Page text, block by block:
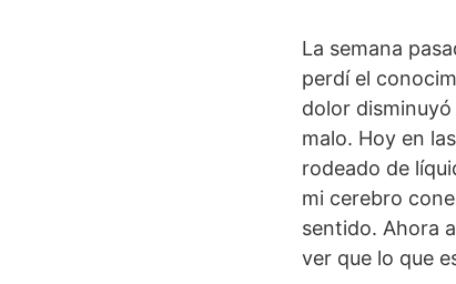
La semana
perdí el
dolor
malo. Hoy en
rodeado de
mi cerebro
sentido. Ahora
ver que lo que